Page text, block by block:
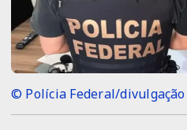
© Polícia Federal/divulgação